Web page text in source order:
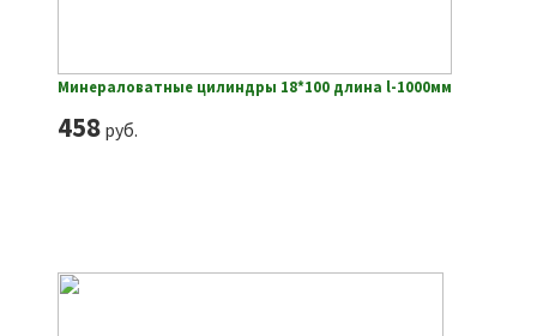
Минераловатные цилиндры 18*100 длина l-1000мм
458руб.